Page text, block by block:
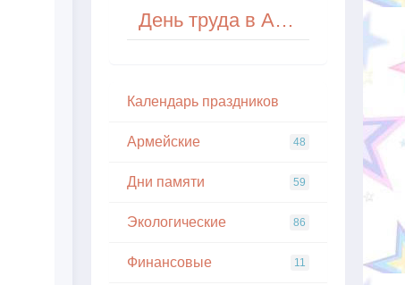
День труда в Австралии
Кaлeндapь пpaздникoв
Армейские 48
Дни памяти 59
Экологические 86
Финансовые 11